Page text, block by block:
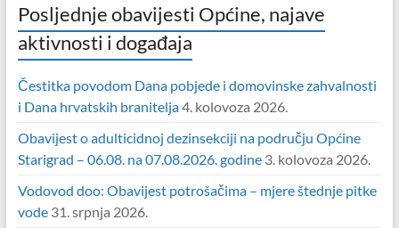
Posljednje obavijesti Općine, najave
aktivnosti i događaja
Čestitka povodom Dana pobjede i domovinske zahvalnosti
i Dana hrvatskih branitelja4. kolovoza 2026.
Obavijest o adulticidnoj dezinsekciji na području Općine
Starigrad – 06.08. na 07.08.2026. godine 3. kolovoza 2026.
Vodovod doo: Obavijest potrošačima – mjere štednje pitke
vode 31. srpnja 2026.